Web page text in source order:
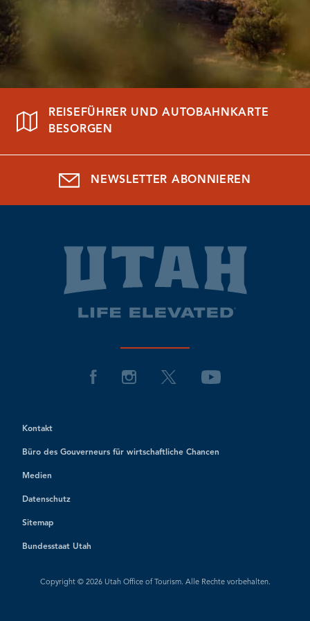
REISEFÜHRER UND AUTOBAHNKARTE
BESORGEN
NEWSLETTER ABONNIEREN
Kontakt
Büro des Gouverneurs für wirtschaftliche Chancen
Medien
Datenschutz
Sitemap
Bundesstaat Utah
Copyright © 2026 Utah Office of Tourism. Alle Rechte vorbehalten.